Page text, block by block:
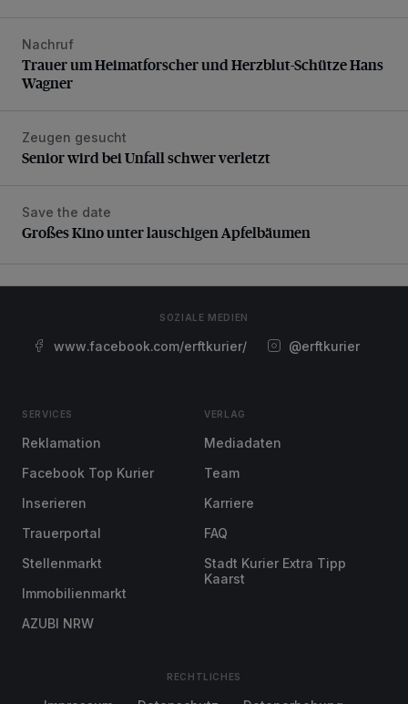
Trauer um Heimatforscher und Herzblut-Schütze Hans
Nachruf
Trauer um Heimatforscher und Herzblut-Schütze Hans
Wagner
Senior wird bei Unfall schwer verletzt
Zeugen gesucht
Senior wird bei Unfall schwer verletzt
Großes Kino unter lauschigen Apfelbäumen
Save the date
Großes Kino unter lauschigen Apfelbäumen
SOZIALE MEDIEN
www.facebook.com/erftkurier/ @erftkurier
SERVICES
Reklamation
Facebook Top Kurier
Inserieren
Trauerportal
Stellenmarkt
Immobilienmarkt
AZUBI NRW
VERLAG
Mediadaten
Team
Karriere
FAQ
Stadt Kurier Extra Tipp
Kaarst
RECHTLICHES